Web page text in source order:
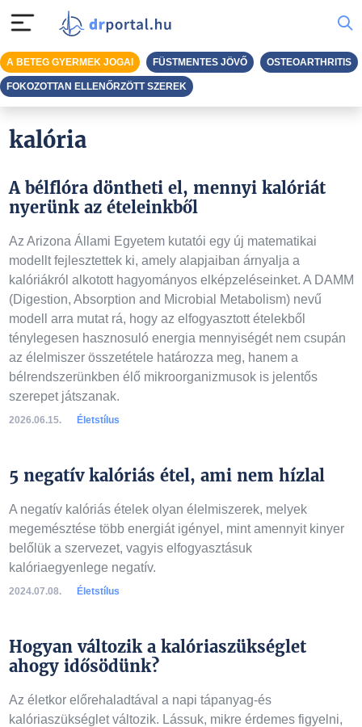
kalória
A bélflóra döntheti el, mennyi kalóriát
nyerünk az ételeinkből
Az Arizona Állami Egyetem kutatói egy új matematikai
modellt fejlesztettek ki, amely alapjaiban árnyalja a
kalóriákról alkotott hagyományos elképzeléseinket. A DAMM
(Digestion, Absorption and Microbial Metabolism) nevű
modell arra mutat rá, hogy az elfogyasztott ételekből
ténylegesen hasznosuló energia mennyiségét nem csupán
az élelmiszer összetétele határozza meg, hanem a
bélrendszerünkben élő mikroorganizmusok is jelentős
szerepet játszanak.
2026.06.15. Életstílus
5 negatív kalóriás étel, ami nem hízlal
A negatív kalóriás ételek olyan élelmiszerek, melyek
megemésztése több energiát igényel, mint amennyit kinyer
belőlük a szervezet, vagyis elfogyasztásuk
kalóriaegyenlege negatív.
2024.07.08. Életstílus
Hogyan változik a kalóriaszükséglet
ahogy idősödünk?
Az életkor előrehaladtával a napi tápanyag-és
kalóriaszükséglet változik. Lássuk, mikre érdemes figyelni,
A BETEG GYERMEK JOGAI FÜSTMENTES JÖVŐ OSTEOARTHRITIS
FOKOZOTTAN ELLENŐRZÖTT SZEREK